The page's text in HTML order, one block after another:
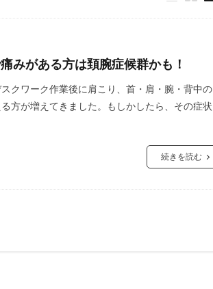
みがある方は頚腕症候群かも！
クワーク作業後に肩こり、首・肩・腕・背中の
方が増えてきました。もしかしたら、その症状
続きを読む